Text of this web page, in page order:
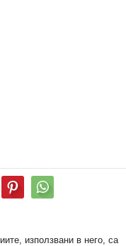
използвани в него, са